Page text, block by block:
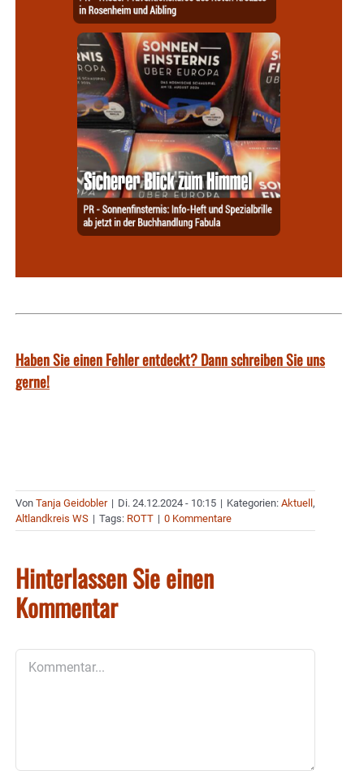
Haben Sie einen Fehler entdeckt? Dann schreiben Sie uns
gerne!
Von Tanja Geidobler | Di. 24.12.2024 - 10:15 | Kategorien: Aktuell,
Altlandkreis WS | Tags: ROTT | 0 Kommentare
Hinterlassen Sie einen
Kommentar